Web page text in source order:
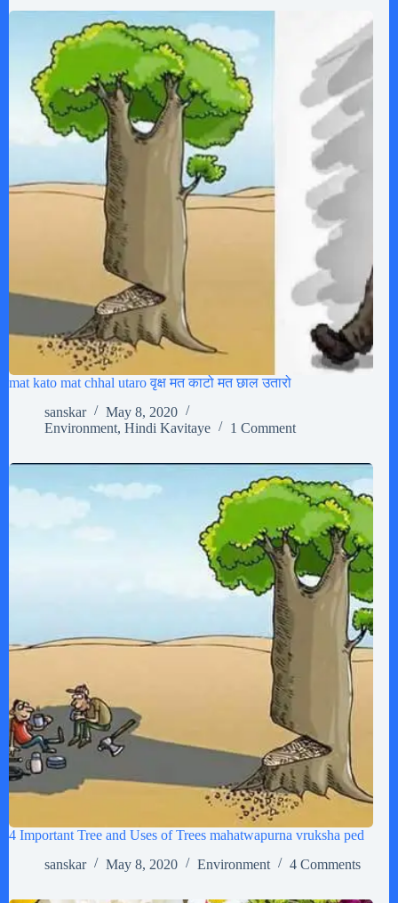
mat kato mat chhal utaro वृक्ष मत काटो मत छाल उतारो
sanskar
May 8, 2020
Environment, Hindi Kavitaye 1 Comment
4 Important Tree and Uses of Trees mahatwapurna vruksha ped
sanskar
May 8, 2020 Environment 4 Comments